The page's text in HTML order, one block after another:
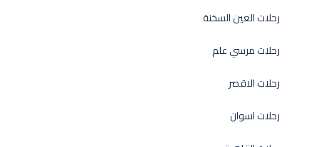
رحلات العين السخنة
رحلات مرسي علم
رحلات الاقصر
رحلات اسوان